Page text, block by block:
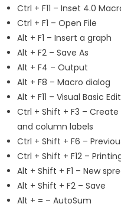
Ctrl + F11 – Inset 4.0
Ctrl + F1 – Open File
Alt + F1 – Insert a graph
Alt + F2 – Save As
Alt + F4 – Output
Alt + F8 – Macro dialog
Alt + F11 – Visual Basic
Ctrl + Shift + F3 –
and column labels
Ctrl + Shift + F6 –
Ctrl + Shift + F12 –
Alt + Shift + F1 – New
Alt + Shift + F2 – Save
Alt + = – AutoSum